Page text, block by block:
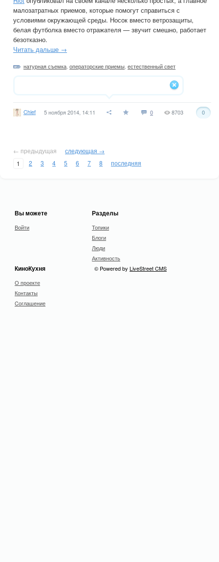
малозатратных приемов, которые помогут справиться с
условиями окружающей среды. Носок вместо ветрозащиты,
белая футболка вместо отражателя — звучит смешно, работает
безотказно.
Читать дальше →
натурная съемка операторские приемы естественный свет
Chief 5 ноября 2014, 14:11 0 0
8703
← предыдущая
следующая →
1
2 3 4 5 6 7 8 последняя
Вы можете
Войти
Разделы
Топики
Блоги
Люди
Активность
КиноКухня
О проекте
Контакты
Cоглашение
© Powered by LiveStreet CMS